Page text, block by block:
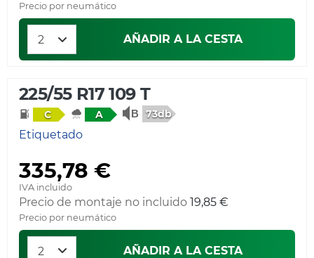
Precio por neumático
AÑADIR A LA CESTA
225/55 R17 109 T
C A 73db
Etiquetado
335,78 €
IVA incluido
Precio de montaje no incluido 19,85 €
Precio por neumático
AÑADIR A LA CESTA